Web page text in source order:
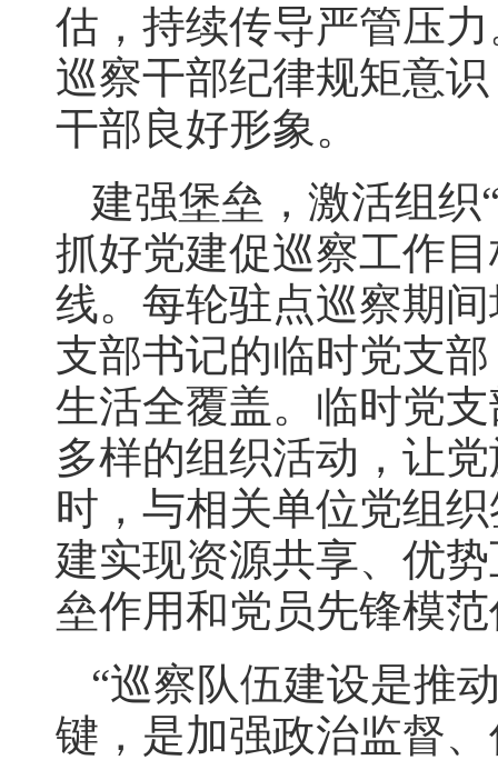
估，持续传导严管压
巡察干部纪律规矩意
干部良好形象。
建强堡垒，激活组织
抓好党建促巡察工作
线。每轮驻点巡察期
支部书记的临时党支
生活全覆盖。临时党
多样的组织活动，让
时，与相关单位党组
建实现资源共享、优
垒作用和党员先锋模
“巡察队伍建设是推
键，是加强政治监督